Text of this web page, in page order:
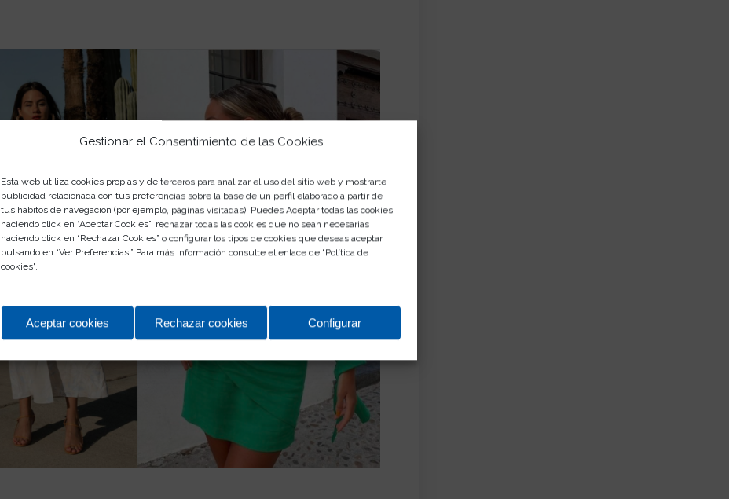
Gestionar el Consentimiento de las Cookies
Esta web utiliza cookies propias y de terceros para analizar el uso del sitio web y mostrarte
publicidad relacionada con tus preferencias sobre la base de un perfil elaborado a partir de
tus hábitos de navegación (por ejemplo, páginas visitadas). Puedes Aceptar todas las cookies
haciendo click en “Aceptar Cookies”, rechazar todas las cookies que no sean necesarias
haciendo click en “Rechazar Cookies” o configurar los tipos de cookies que deseas aceptar
pulsando en “Ver Preferencias.” Para más información consulte el enlace de "Política de
cookies".
Aceptar cookies Rechazar cookies Configurar